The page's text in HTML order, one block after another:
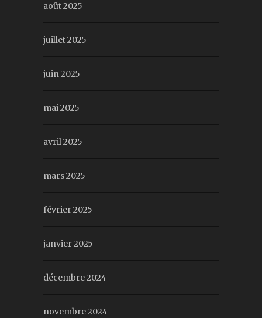
août 2025
juillet 2025
juin 2025
mai 2025
avril 2025
mars 2025
février 2025
janvier 2025
décembre 2024
novembre 2024